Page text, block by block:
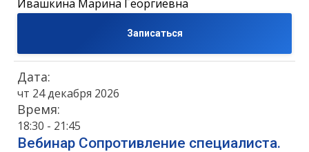
Ивашкина Марина Георгиевна
Записаться
Дата:
чт 24 декабря 2026
Время:
18:30 - 21:45
Вебинар Сопротивление специалиста.